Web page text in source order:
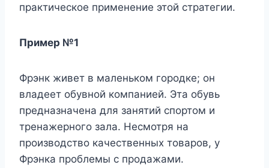
практическое применение этой стратегии.
Пример №1
Фрэнк живет в маленьком городке; он
владеет обувной компанией. Эта обувь
предназначена для занятий спортом и
тренажерного зала. Несмотря на
производство качественных товаров, у
Фрэнка проблемы с продажами.